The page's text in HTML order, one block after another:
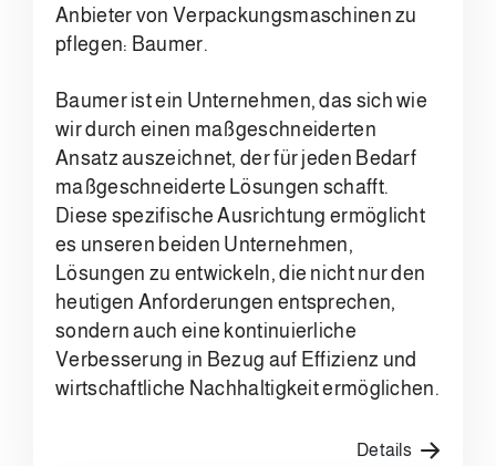
Anbieter von Verpackungsmaschinen zu
pflegen: Baumer.
Baumer ist ein Unternehmen, das sich wie
wir durch einen maßgeschneiderten
Ansatz auszeichnet, der für jeden Bedarf
maßgeschneiderte Lösungen schafft.
Diese spezifische Ausrichtung ermöglicht
es unseren beiden Unternehmen,
Lösungen zu entwickeln, die nicht nur den
heutigen Anforderungen entsprechen,
sondern auch eine kontinuierliche
Verbesserung in Bezug auf Effizienz und
wirtschaftliche Nachhaltigkeit ermöglichen.
Details